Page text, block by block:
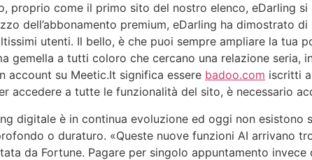
proprio come il primo sito del nostro elenco, eDarling
dell’abbonamento premium, eDarling ha dimostrato
utenti. Il bello, è che puoi sempre ampliare la
gemella a tutti coloro che cercano una relazione
account su Meetic.It significa essere badoo.com iscritti
accedere a tutte le funzionalità del sito, è necessario
digitale è in continua evoluzione ed oggi non
o duraturo. «Queste nuove funzioni AI arrivano
da Fortune. Pagare per singolo appuntamento